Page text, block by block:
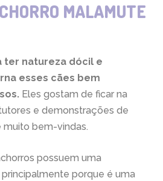
MALAMUTE
ter natureza dócil e
esses cães bem
Eles gostam de ficar na
e demonstrações de
muito bem-vindas.
possuem uma
porque é uma